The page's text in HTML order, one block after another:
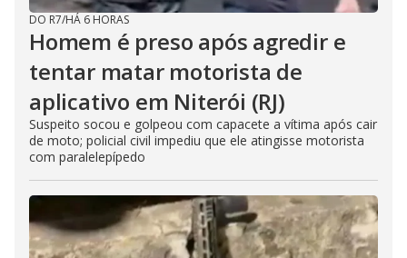
DO R7/HÁ 6 HORAS
Homem é preso após agredir e
tentar matar motorista de
aplicativo em Niterói (RJ)
Suspeito socou e golpeou com capacete a vítima após cair
de moto; policial civil impediu que ele atingisse motorista
com paralelepípedo